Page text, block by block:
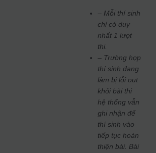
– Mỗi thí sinh
chỉ có duy
nhất 1 lượt
thi.
– Trường hợp
thí sinh đang
làm bị lỗi out
khỏi bài thi
hệ thống vẫn
ghi nhận để
thí sinh vào
tiếp tục hoàn
thiện bài. Bài